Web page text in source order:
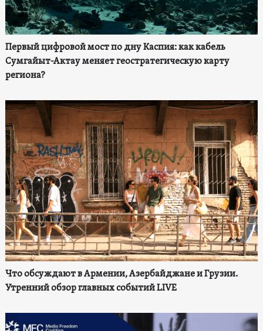
Первый цифровой мост по дну Каспия: как кабель
Сумгайыт-Актау меняет геостратегическую карту
региона?
Что обсуждают в Армении, Азербайджане и Грузии.
Утренний обзор главных событий LIVE